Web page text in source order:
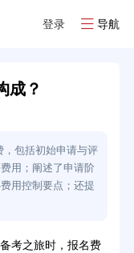
登录 导航
成？
包括初始申请与评
用；阐述了申请阶
用控制要点；还提
考之旅时，报名费